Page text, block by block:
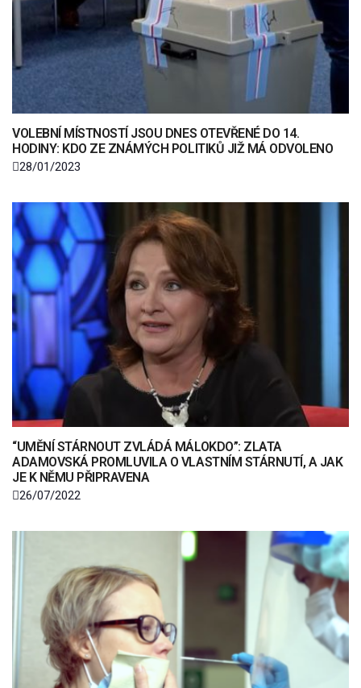
VOLEBNÍ MÍSTNOSTÍ JSOU DNES OTEVŘENÉ DO 14.
HODINY: KDO ZE ZNÁMÝCH POLITIKŮ JIŽ MÁ ODVOLENO
28/01/2023
“UMĚNÍ STÁRNOUT ZVLÁDÁ MÁLOKDO”: ZLATA
ADAMOVSKÁ PROMLUVILA O VLASTNÍM STÁRNUTÍ, A JAK
JE K NĚMU PŘIPRAVENA
26/07/2022